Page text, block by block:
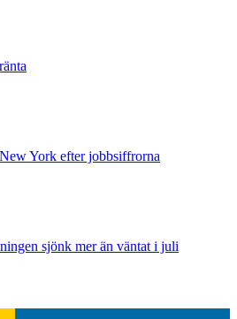
York efter jobbsiffrorna
sjönk mer än väntat i juli